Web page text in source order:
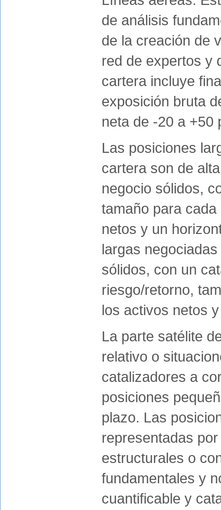
de análisis
de la creación de
red de expertos y
cartera incluye
exposición bruta
neta de -20 a +50
Las posiciones
cartera son de
negocio sólidos,
tamaño para
netos y un
largas
sólidos, con un
riesgo/retorno,
los activos netos
La parte satélite
relativo o
catalizadores a
posiciones
plazo. Las
representadas
estructurales o
fundamentales y
cuantificable y